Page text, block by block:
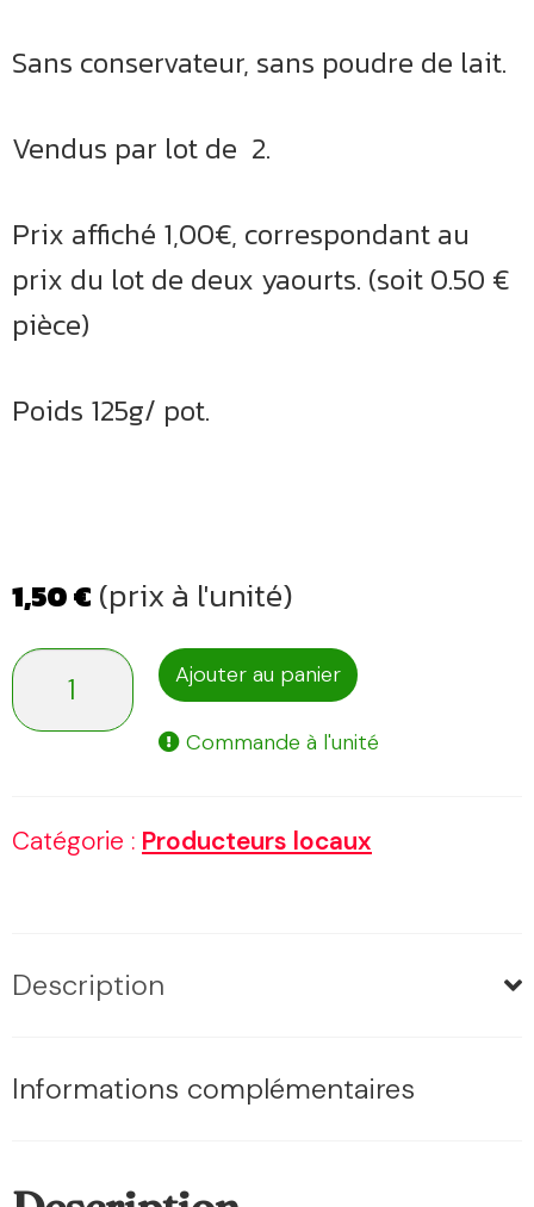
Sans conservateur, sans poudre de lait.
Vendus par lot de 2.
Prix affiché 1,00€, correspondant au
prix du lot de deux yaourts. (soit 0.50 €
pièce)
Poids 125g/ pot.
1,50€ (prix à l'unité)
quantité
de
x
Ajouter au panier
Commande à l'unité
Catégorie : Producteurs locaux
Description
Informations complémentaires